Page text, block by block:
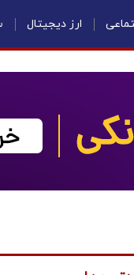
ارز دیجیتال